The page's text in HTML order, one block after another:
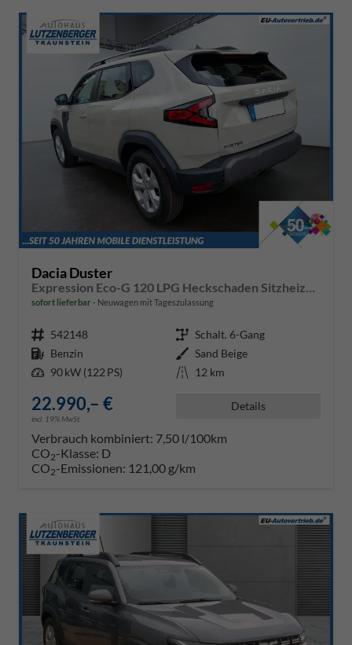
Dacia Duster
sofort lieferbar Neuwagen mit Tageszulassung
Fahrzeugnr. 542148 Getriebe Schalt. 6-Gang
Kraftstoff Benzin Außenfarbe Sand Beige
Leistung 90 kW (122 PS) Kilometerstand 12 km
22.990,– €
incl. 19% MwSt.
Details
Verbrauch kombiniert: 7,50 l/100km
CO2-Klasse: D
CO2-Emissionen: 121,00 g/km